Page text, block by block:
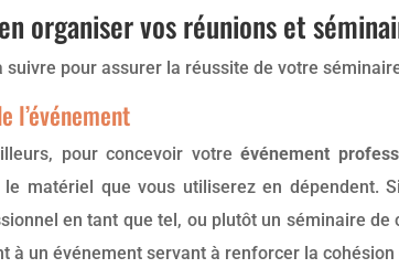
organiser vos réunions et
suivre pour assurer la réussite de votre
l’événement
pour concevoir votre événement
le matériel que vous utiliserez en dépendent.
en tant que tel, ou plutôt un séminaire de
à un événement servant à renforcer la